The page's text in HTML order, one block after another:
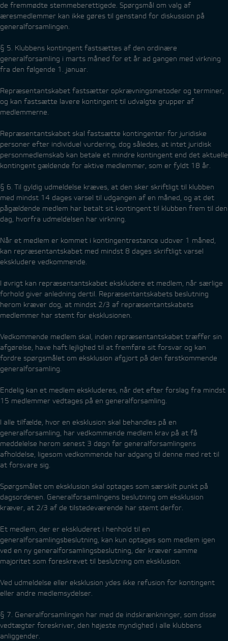
de fremmødte stemmeberettigede. Spørgsmål om valg af
æresmedlemmer kan ikke gøres til genstand for diskussion på
generalforsamlingen.
§ 5. Klubbens kontingent fastsættes af den ordinære
generalforsamling i marts måned for et år ad gangen med virkning
fra den følgende 1. januar.
Repræsentantskabet fastsætter opkrævningsmetoder og terminer,
og kan fastsætte lavere kontingent til udvalgte grupper af
medlemmerne.
Repræsentantskabet skal fastsætte kontingenter for juridiske
personer efter individuel vurdering, dog således, at intet juridisk
personmedlemskab kan betale et mindre kontingent end det aktuelle
kontingent gældende for aktive medlemmer, som er fyldt 18 år.
§ 6. Til gyldig udmeldelse kræves, at den sker skriftligt til klubben
med mindst 14 dages varsel til udgangen af en måned, og at det
pågældende medlem har betalt sit kontingent til klubben frem til den
dag, hvorfra udmeldelsen har virkning.
Når et medlem er kommet i kontingentrestance udover 1 måned,
kan repræsentantskabet med mindst 8 dages skriftligt varsel
ekskludere vedkommende.
I øvrigt kan repræsentantskabet ekskludere et medlem, når særlige
forhold giver anledning dertil. Repræsentantskabets beslutning
herom kræver dog, at mindst 2/3 af repræsentantskabets
medlemmer har stemt for eksklusionen.
Vedkommende medlem skal, inden repræsentantskabet træffer sin
afgørelse, have haft lejlighed til at fremføre sit forsvar og kan
fordre spørgsmålet om eksklusion afgjort på den førstkommende
generalforsamling.
Endelig kan et medlem ekskluderes, når det efter forslag fra mindst
15 medlemmer vedtages på en generalforsamling.
I alle tilfælde, hvor en eksklusion skal behandles på en
generalforsamling, har vedkommende medlem krav på at få
meddelelse herom senest 3 døgn før generalforsamlingens
afholdelse, ligesom vedkommende har adgang til denne med ret til
at forsvare sig.
Spørgsmålet om eksklusion skal optages som særskilt punkt på
dagsordenen. Generalforsamlingens beslutning om eksklusion
kræver, at 2/3 af de tilstedeværende har stemt derfor.
Et medlem, der er ekskluderet i henhold til en
generalforsamlingsbeslutning, kan kun optages som medlem igen
ved en ny generalforsamlingsbeslutning, der kræver samme
majoritet som foreskrevet til beslutning om eksklusion.
Ved udmeldelse eller eksklusion ydes ikke refusion for kontingent
eller andre medlemsydelser.
§ 7. Generalforsamlingen har med de indskrænkninger, som disse
vedtægter foreskriver, den højeste myndighed i alle klubbens
anliggender.